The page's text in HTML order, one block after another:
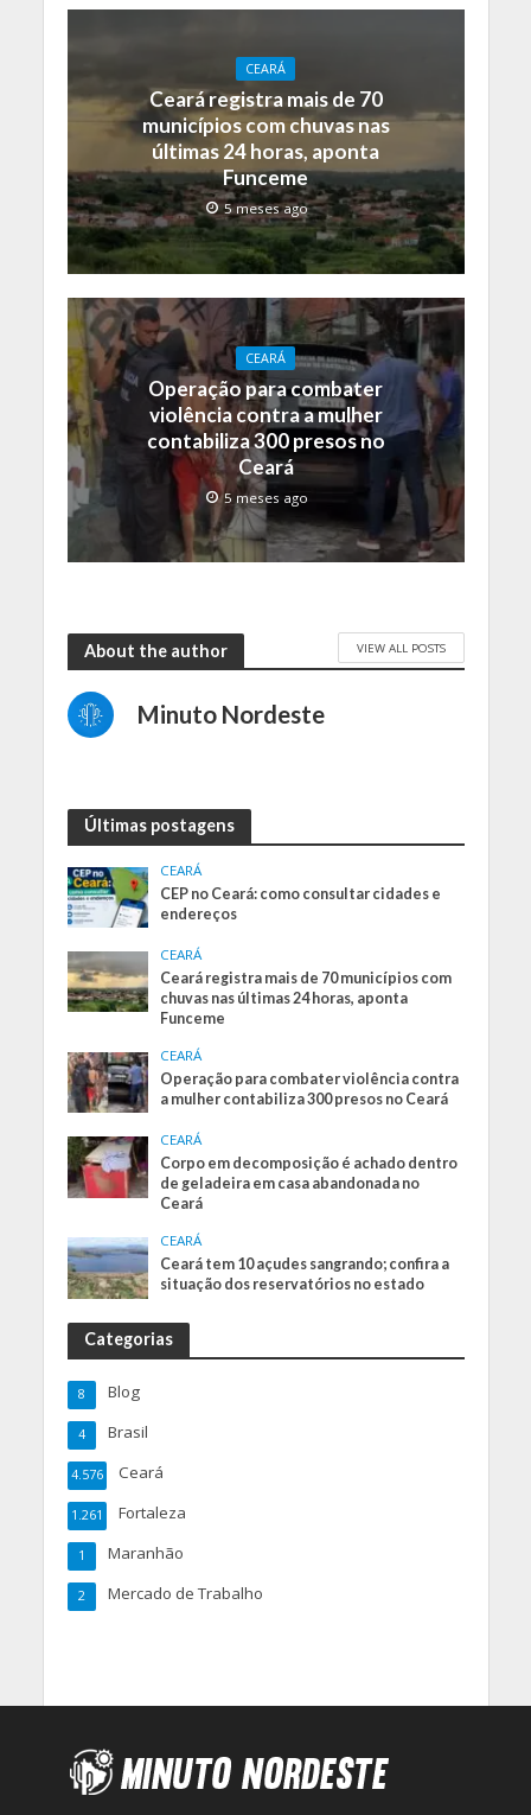
CEARÁ
Ceará registra mais de 70
municípios com chuvas nas
últimas 24 horas, aponta
Funceme
5 meses ago
CEARÁ
Operação para combater
violência contra a mulher
contabiliza 300 presos no
Ceará
5 meses ago
About the author VIEW ALL POSTS
Minuto Nordeste
Últimas postagens
CEARÁ
CEP no Ceará: como consultar cidades e
endereços
CEARÁ
Ceará registra mais de 70 municípios com
chuvas nas últimas 24 horas, aponta
Funceme
CEARÁ
Operação para combater violência contra
a mulher contabiliza 300 presos no Ceará
CEARÁ
Corpo em decomposição é achado dentro
de geladeira em casa abandonada no
Ceará
CEARÁ
Ceará tem 10 açudes sangrando; confira a
situação dos reservatórios no estado
Categorias
Blog
8
Brasil
4
Ceará
4.576
Fortaleza
1.261
Maranhão
1
Mercado de Trabalho
2